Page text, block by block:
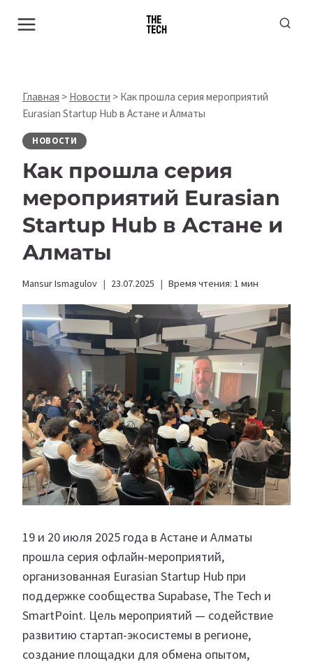
Главная > Новости > Как прошла серия мероприятий
Eurasian Startup Hub в Астане и Алматы
НОВОСТИ
Как прошла серия
мероприятий Eurasian
Startup Hub в Астане и
Алматы
Mansur Ismagulov 23.07.2025 Время чтения: 1 мин
19 и 20 июля 2025 года в Астане и Алматы
прошла серия офлайн-мероприятий,
организованная Eurasian Startup Hub при
поддержке сообщества Supabase, The Tech и
SmartPoint. Цель мероприятий — содействие
развитию стартап-экосистемы в регионе,
создание площадки для обмена опытом,